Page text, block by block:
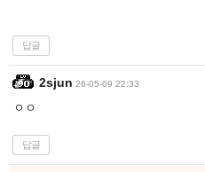
답글
2sjun 26-05-09 22:33
ㅇㅇ
답글